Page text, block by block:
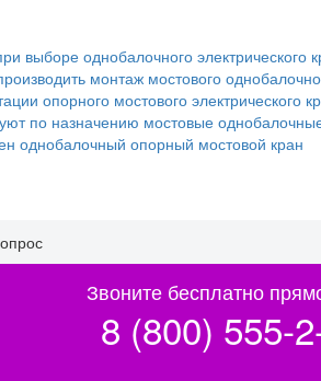
выборе однобалочного электрического
монтаж мостового
опорного мостового электрического
по назначению мостовые
однобалочный опорный мостовой кран
Звоните бесплатно
8 (800) 555-